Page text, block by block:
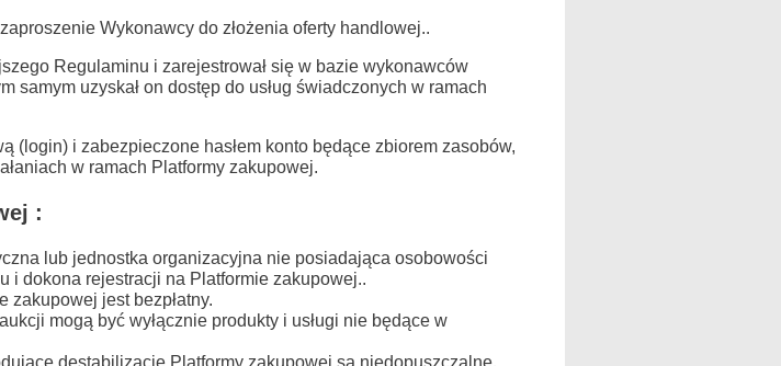
Wykonawcy do złożenia oferty handlowej..
Regulaminu i zarejestrował się w bazie wykonawców
samym uzyskał on dostęp do usług świadczonych w ramach
(login) i zabezpieczone hasłem konto będące zbiorem zasobów,
w ramach Platformy zakupowej.
:
lub jednostka organizacyjna nie posiadająca osobowości
i dokona rejestracji na Platformie zakupowej..
zakupowej jest bezpłatny.
mogą być wyłącznie produkty i usługi nie będące w
destabilizację Platformy zakupowej są niedopuszczalne.